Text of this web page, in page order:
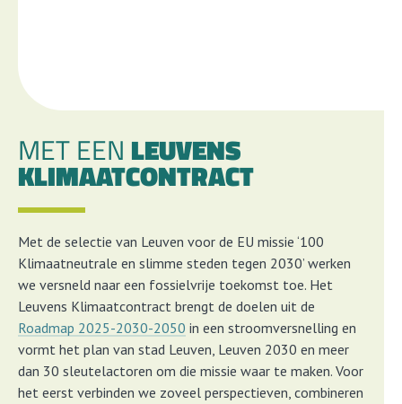
MET EEN LEUVENS
KLIMAATCONTRACT
Met de selectie van Leuven voor de EU missie ‘100
Klimaatneutrale en slimme steden tegen 2030’ werken
we versneld naar een fossielvrije toekomst toe. Het
Leuvens Klimaatcontract brengt de doelen uit de
Roadmap 2025-2030-2050 in een stroomversnelling en
vormt het plan van stad Leuven, Leuven 2030 en meer
dan 30 sleutelactoren om die missie waar te maken. Voor
het eerst verbinden we zoveel perspectieven, combineren